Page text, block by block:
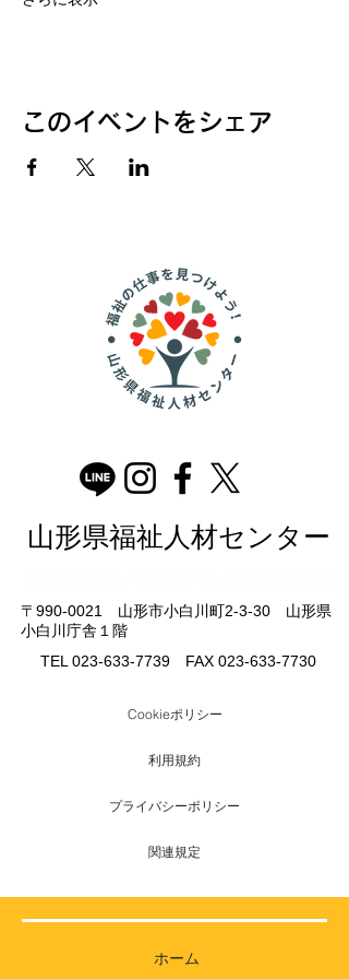
このイベントをシェア
山形県福祉人材センター
〒990-0021 山形市小白川町2-3-30 山形県
小白川庁舎１階
TEL 023-633-7739 FAX 023-633-7730
Cookieポリシー
利用規約
プライバシーポリシー
関連規定
ホーム